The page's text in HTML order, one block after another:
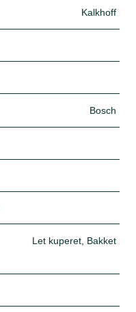
Kalkhoff
Bosch
Let kuperet, Bakket